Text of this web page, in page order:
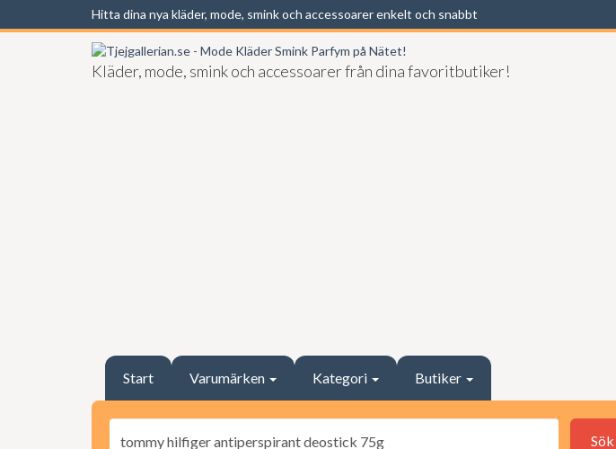
Hitta dina nya kläder, mode, smink och accessoarer enkelt och snabbt
Kläder, mode, smink och accessoarer från dina favoritbutiker!
Start Varumärken Kategori Butiker
Sök